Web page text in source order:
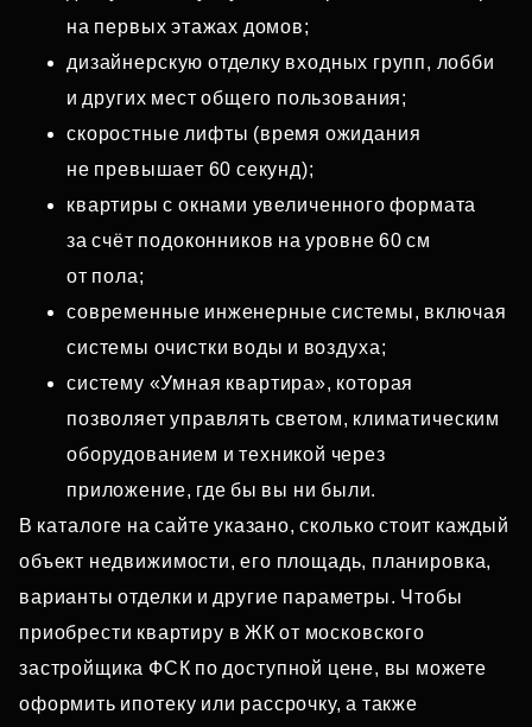
на первых этажах домов;
дизайнерскую отделку входных групп, лобби
и других мест общего пользования;
скоростные лифты (время ожидания
не превышает 60 секунд);
квартиры с окнами увеличенного формата
за счёт подоконников на уровне 60 см
от пола;
современные инженерные системы, включая
системы очистки воды и воздуха;
систему «Умная квартира», которая
позволяет управлять светом, климатическим
оборудованием и техникой через
приложение, где бы вы ни были.
В каталоге на сайте указано, сколько стоит каждый
объект недвижимости, его площадь, планировка,
варианты отделки и другие параметры. Чтобы
приобрести квартиру в ЖК от московского
застройщика ФСК по доступной цене, вы можете
оформить ипотеку или рассрочку, а также